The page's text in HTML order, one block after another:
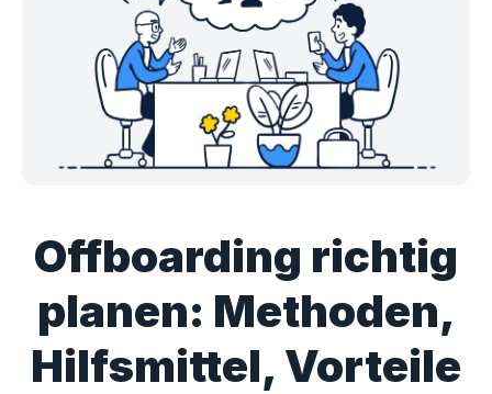
Offboarding richtig
planen: Methoden,
Hilfsmittel, Vorteile